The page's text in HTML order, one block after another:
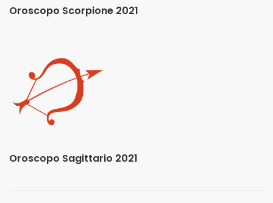
Oroscopo Scorpione 2021
Oroscopo Sagittario 2021